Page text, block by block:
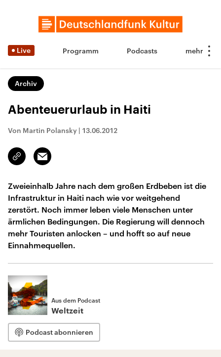
Live Programm Podcasts
Archiv
Abenteuerurlaub in Haiti
Von Martin Polansky | 13.06.2012
Link
kopieren/teilen
Email
Zweieinhalb Jahre nach dem großen Erdbeben ist die
Infrastruktur in Haiti nach wie vor weitgehend
zerstört. Noch immer leben viele Menschen unter
ärmlichen Bedingungen. Die Regierung will dennoch
mehr Touristen anlocken – und hofft so auf neue
Einnahmequellen.
Aus dem Podcast
Weltzeit
Podcast abonnieren